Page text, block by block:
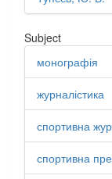
Subject
монографія
журналістика
спортивна
спортивна